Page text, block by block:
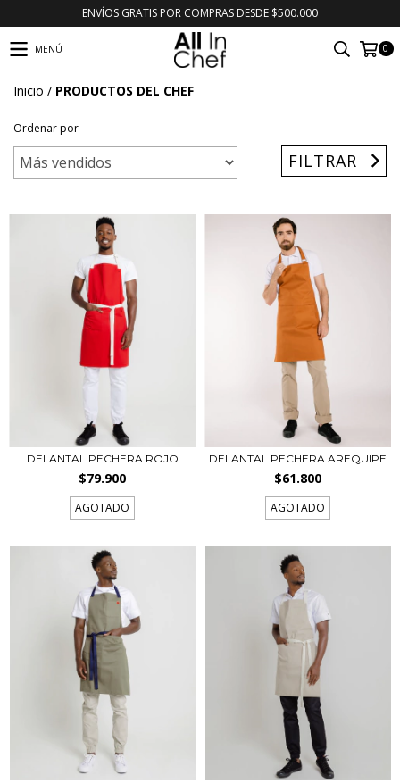
ENVÍOS GRATIS POR COMPRAS DESDE $500.000
MENÚ 0
Inicio / PRODUCTOS DEL CHEF
Ordenar por
FILTRAR
DELANTAL PECHERA ROJO
$79.900
AGOTADO
DELANTAL PECHERA AREQUIPE
$61.800
AGOTADO